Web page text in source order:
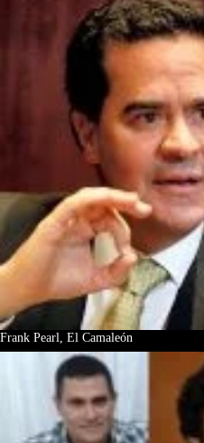
Frank Pearl, El Camaleón